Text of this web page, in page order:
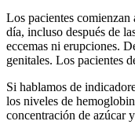
Los pacientes comienzan
día, incluso después de
eccemas ni erupciones.
genitales. Los pacientes
Si hablamos de
los niveles de
concentración de azúcar